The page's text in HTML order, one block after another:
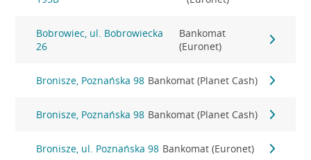
Bobrowiec, ul. Bobrowiecka
26
Bankomat
(Euronet)
Bronisze, Poznańska 98 Bankomat (Planet Cash)
Bronisze, Poznańska 98 Bankomat (Planet Cash)
Bronisze, ul. Poznańska 98 Bankomat (Euronet)